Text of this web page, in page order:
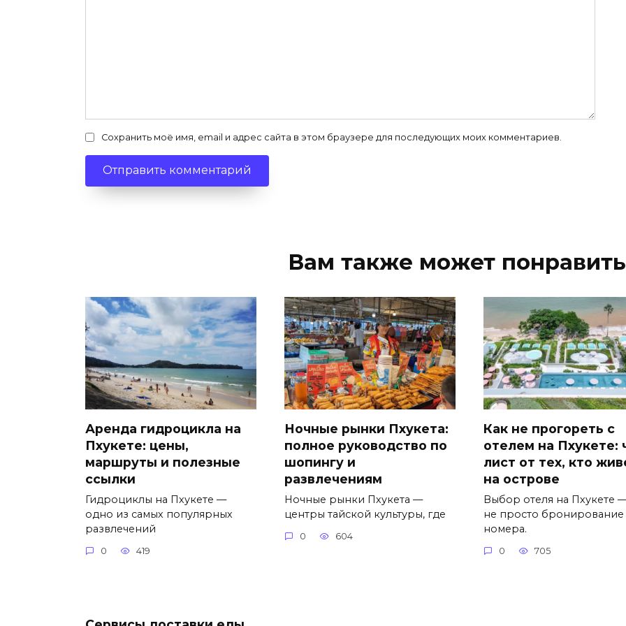
Сохранить моё имя, email и адрес сайта в этом браузере для последующих моих комментариев.
Вам также может
Аренда гидроцикла на
Пхукете: цены,
маршруты и полезные
ссылки
Гидроциклы на Пхукете —
одно из самых популярных
развлечений
0 419
Ночные рынки Пхукета:
полное руководство по
шопингу и
развлечениям
Ночные рынки Пхукета —
центры тайской культуры, где
0 604
Как не прогореть с
отелем на Пхукете:
лист от тех, кто
на острове
Выбор отеля на Пхукете
не просто бронирование
номера.
0 705